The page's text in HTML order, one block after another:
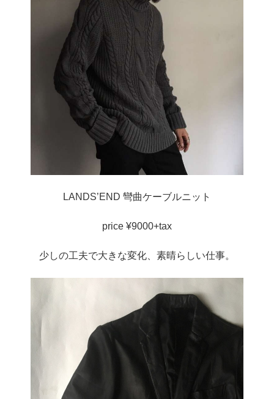
LANDS’END 彎曲ケーブルニット
price ¥9000+tax
少しの工夫で大きな変化、素晴らしい仕事。